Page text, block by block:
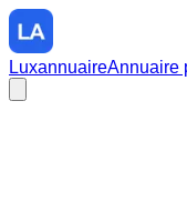
LuxannuaireAnnuaire